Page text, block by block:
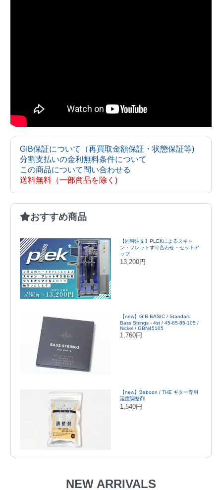
GIB保証について（再買取金額保証・状態保証等)
分割支払いの金利無料条件について
この商品について問い合わせる
送料無料（一部商品を除く)
おすすめ商品
【同時注文】PLEKによるスキャ
ン・フレットすり合わせ・セットア
ップ
13,200円
【new】GIB BASIC / Standard
Bass Strings - 4st / 45-65-85-105 /
Nickel / GBN45105
1,760円
【new】Baboon / THE ギター専用
湿度調整剤
1,540円
NEW ARRIVALS